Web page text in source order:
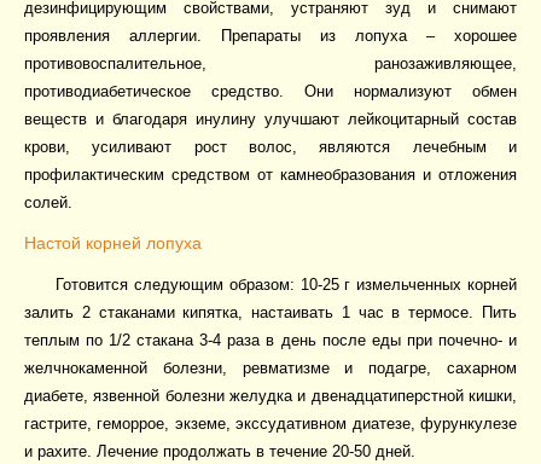
дезинфицирующим свойствами, устраняют зуд и снимают
проявления аллергии. Препараты из лопуха – хорошее
противовоспалительное, ранозаживляющее,
противодиабетическое средство. Они нормализуют обмен
веществ и благодаря инулину улучшают лейкоцитарный состав
крови, усиливают рост волос, являются лечебным и
профилактическим средством от камнеобразования и отложения
солей.
Настой корней лопуха
Готовится следующим образом: 10-25 г измельченных корней
залить 2 стаканами кипятка, настаивать 1 час в термосе. Пить
теплым по 1/2 стакана 3-4 раза в день после еды при почечно- и
желчнокаменной болезни, ревматизме и подагре, сахарном
диабете, язвенной болезни желудка и двенадцатиперстной кишки,
гастрите, геморрое, экземе, экссудативном диатезе, фурункулезе
и рахите. Лечение продолжать в течение 20-50 дней.